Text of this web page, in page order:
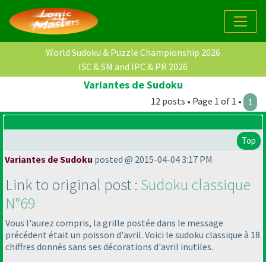
World Sudoku & Puzzle Championship 2026
ISC & SM and IPC & PR 2026
Variantes de Sudoku
12 posts • Page 1 of 1 • 1
Top
Variantes de Sudoku posted @ 2015-04-04 3:17 PM
Link to original post : Sudoku classique
N°69
Vous l'aurez compris, la grille postée dans le message
précédent était un poisson d'avril. Voici le sudoku classique à 18
chiffres donnés sans ses décorations d'avril inutiles.